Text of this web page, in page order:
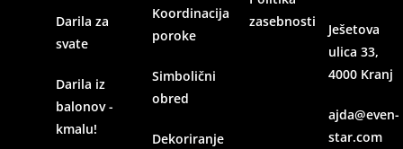
Darila za
svate
Darila iz
balonov -
kmalu!
Koordinacija
poroke
Simbolični
obred
Dekoriranje
zasebnosti
Ješetova
ulica 33,
4000 Kranj
ajda@even-
star.com